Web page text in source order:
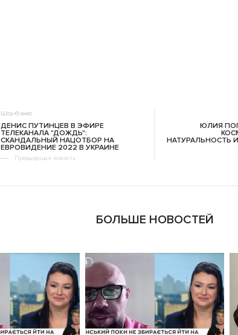
Шоу-бізнес
ДЕНИС ПУТИНЦЕВ В ЭФИРЕ
ТЕЛЕКАНАЛА "ДОЖДЬ":
СКАНДАЛЬНЫЙ НАЦОТБОР НА
ЕВРОВИДЕНИЕ 2022 В УКРАИНЕ
Предыдущая новость
ЮЛИЯ
НАТУРАЛЬНОСТЬ
БОЛЬШЕ НОВОСТЕЙ